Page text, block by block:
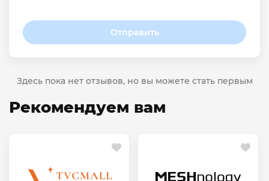
Отправить
Здесь пока нет отзывов, но вы можете стать первым
Рекомендуем вам